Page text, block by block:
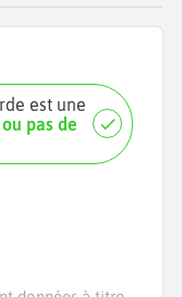
pas de